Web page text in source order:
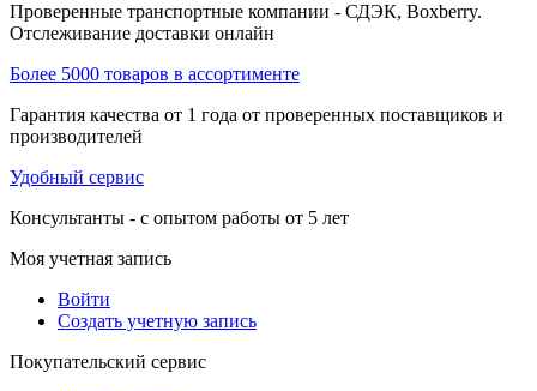
Проверенные транспортные компании - СДЭК, Boxberry.
Отслеживание доставки онлайн
Более 5000 товаров в ассортименте
Гарантия качества от 1 года от проверенных поставщиков и
производителей
Удобный сервис
Консультанты - с опытом работы от 5 лет
Моя учетная запись
Войти
Создать учетную запись
Покупательский сервис